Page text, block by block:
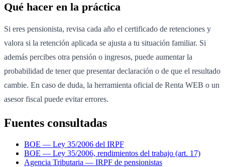
Qué hacer en la práctica
Si eres pensionista, revisa cada año el certificado de retenciones y
valora si la retención aplicada se ajusta a tu situación familiar. Si
además percibes otra pensión o ingresos, puede aumentar la
probabilidad de tener que presentar declaración o de que el resultado
cambie. En caso de duda, la herramienta oficial de Renta WEB o un
asesor fiscal puede evitar errores.
Fuentes consultadas
BOE — Ley 35/2006 del IRPF
BOE — Ley 35/2006, rendimientos del trabajo (art. 17)
Agencia Tributaria — IRPF de pensionistas